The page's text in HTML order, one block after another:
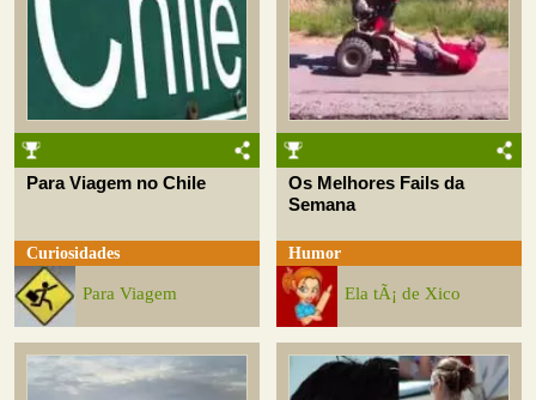
Para Viagem no Chile
Curiosidades
Para Viagem
Os Melhores Fails da
Semana
Humor
Ela tÃ¡ de Xico